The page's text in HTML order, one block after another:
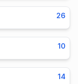
26
10
14